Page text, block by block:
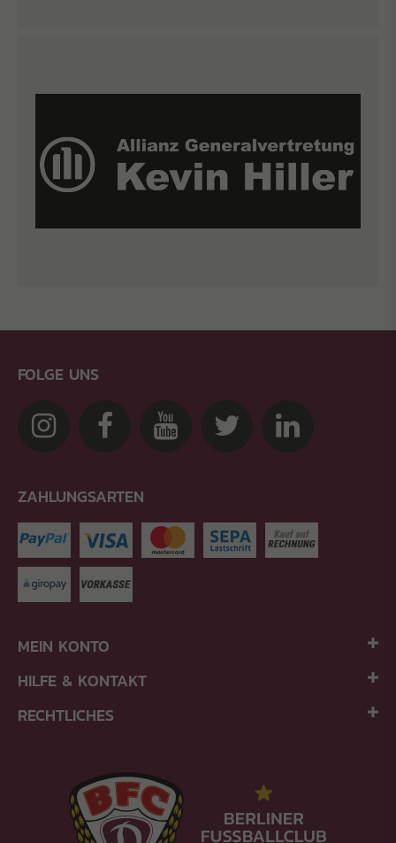
FOLGE UNS
ZAHLUNGSARTEN
MEIN KONTO
HILFE & KONTAKT
RECHTLICHES